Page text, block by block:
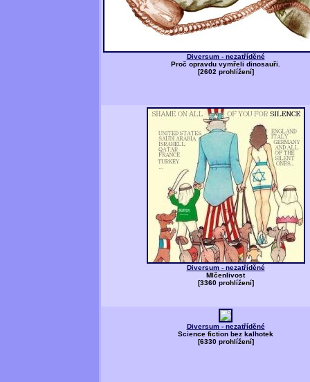
Diversum - nezatříděné
Proč opravdu vymřeli dinosauři.
[2602 prohlížení]
Diversum - nezatříděné
Mlčenlivost
[3360 prohlížení]
Diversum - nezatříděné
Science fiction bez kalhotek
[6330 prohlížení]